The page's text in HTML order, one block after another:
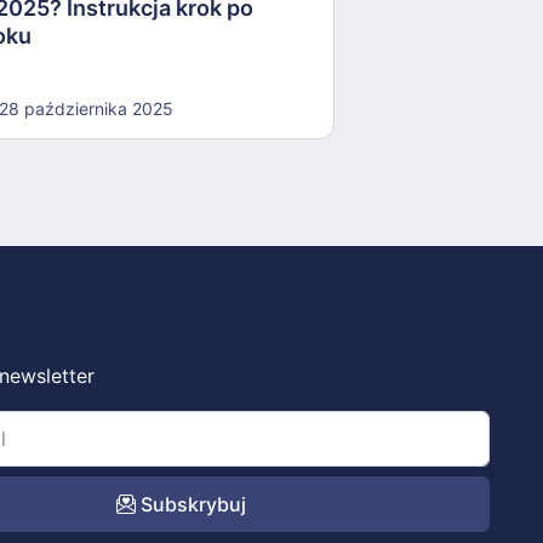
Instrukcja krok po
28 października 2025
Subskrybuj